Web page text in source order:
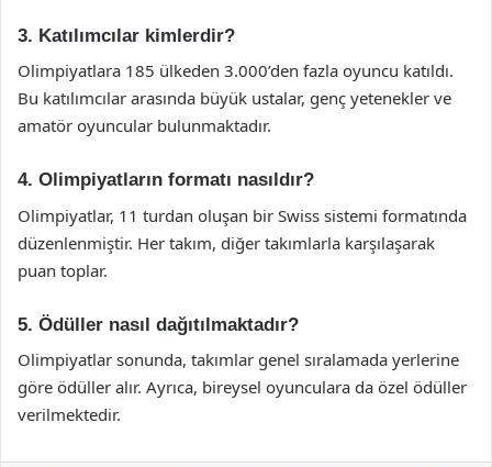
3. Katılımcılar kimlerdir?
Olimpiyatlara 185 ülkeden 3.000’den fazla oyuncu katıldı.
Bu katılımcılar arasında büyük ustalar, genç yetenekler ve
amatör oyuncular bulunmaktadır.
4. Olimpiyatların formatı nasıldır?
Olimpiyatlar, 11 turdan oluşan bir Swiss sistemi formatında
düzenlenmiştir. Her takım, diğer takımlarla karşılaşarak
puan toplar.
5. Ödüller nasıl dağıtılmaktadır?
Olimpiyatlar sonunda, takımlar genel sıralamada yerlerine
göre ödüller alır. Ayrıca, bireysel oyunculara da özel ödüller
verilmektedir.